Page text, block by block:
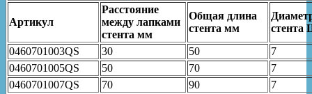
Артикул
Расстояние
между лапками
стента мм
Общая длина
стента мм
стента
0460701003QS
30 50
7
0460701005QS
50 70
7
0460701007QS
70 90
7